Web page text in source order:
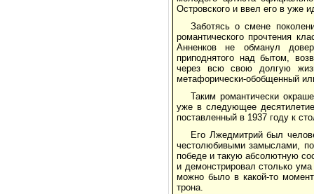
Островского и ввел его в уже
Заботясь о смене
романтического прочтения
Анненков не обманул
приподнятого над бытом,
через всю свою долгую
метафорически-обобщенный
Таким романтически
уже в следующее
поставленный в 1937 году к
Его Лжедмитрий был
честолюбивыми замыслами,
победе и такую абсолютную
и демонстрировал столько
можно было в какой-то
трона.